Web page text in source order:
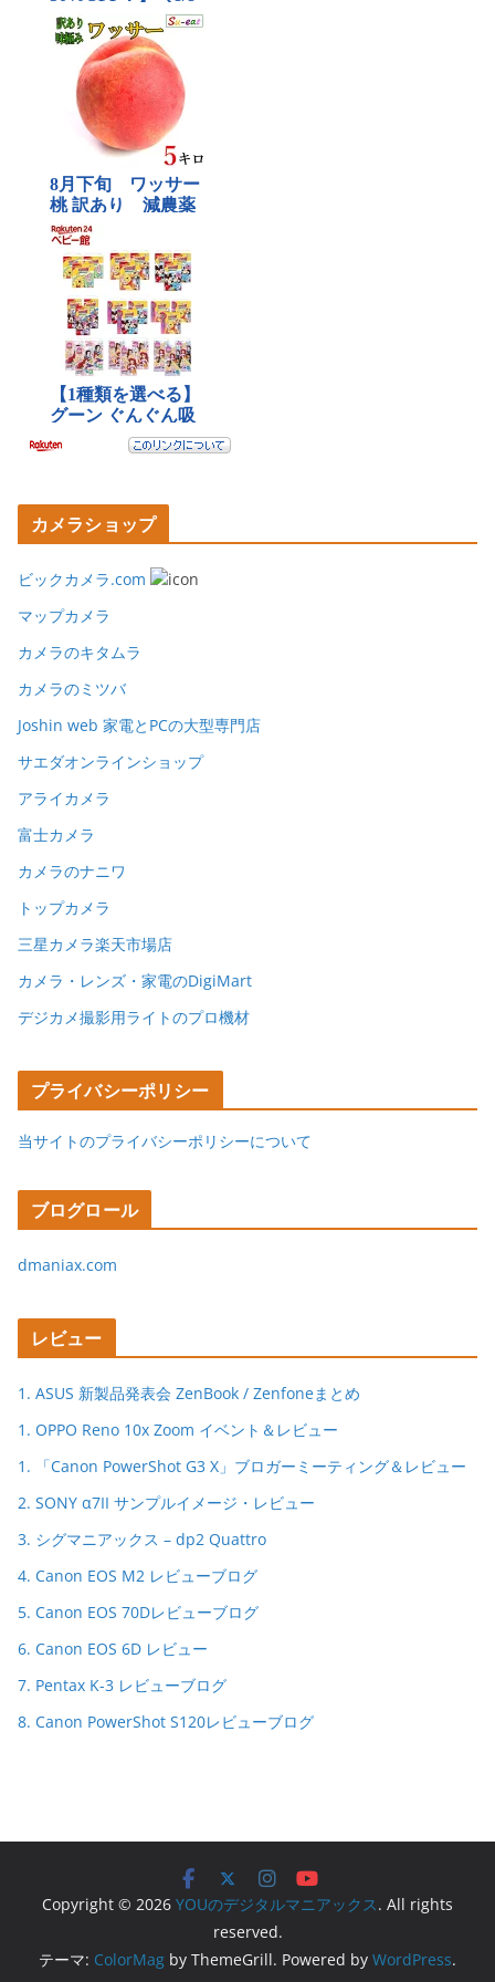
カメラショップ
ビックカメラ.com
マップカメラ
カメラのキタムラ
カメラのミツバ
Joshin web 家電とPCの大型専門店
サエダオンラインショップ
アライカメラ
富士カメラ
カメラのナニワ
トップカメラ
三星カメラ楽天市場店
カメラ・レンズ・家電のDigiMart
デジカメ撮影用ライトのプロ機材
プライバシーポリシー
当サイトのプライバシーポリシーについて
ブログロール
dmaniax.com
レビュー
1. ASUS 新製品発表会 ZenBook / Zenfoneまとめ
1. OPPO Reno 10x Zoom イベント＆レビュー
1. 「Canon PowerShot G3 X」ブロガーミーティング＆レビュー
2. SONY α7II サンプルイメージ・レビュー
3. シグマニアックス – dp2 Quattro
4. Canon EOS M2 レビューブログ
5. Canon EOS 70Dレビューブログ
6. Canon EOS 6D レビュー
7. Pentax K-3 レビューブログ
8. Canon PowerShot S120レビューブログ
Copyright © 2026 YOUのデジタルマニアックス. All rights
reserved.
テーマ: ColorMag by ThemeGrill. Powered by WordPress.